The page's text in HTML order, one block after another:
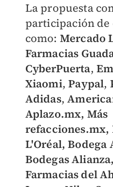
La propuesta
participación de
como: Mercado
Farmacias
CyberPuerta,
Xiaomi,Paypal,
Adidas,
Aplazo.mx, Más
refacciones.mx,
L'Oréal, Bodega
Bodegas
Farmacias del